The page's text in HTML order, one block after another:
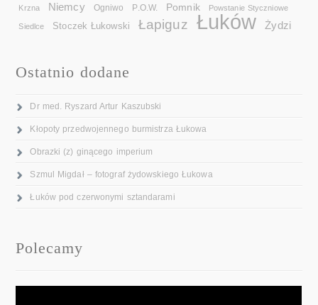
Krzna Niemcy Ogniwo P.O.W. Pomnik Powstanie Styczniowe
Siedlce Stoczek Łukowski Łapiguz Łuków Żydzi
Ostatnio dodane
Dr med. Ryszard Artur Kaszubski
Kłopoty przedwojennego burmistrza Łukowa
Obrazki (z) ginącego imperium
Szmul Migdał – fotograf żydowskiego Łukowa
Łuków pod czerwonymi sztandarami
Polecamy